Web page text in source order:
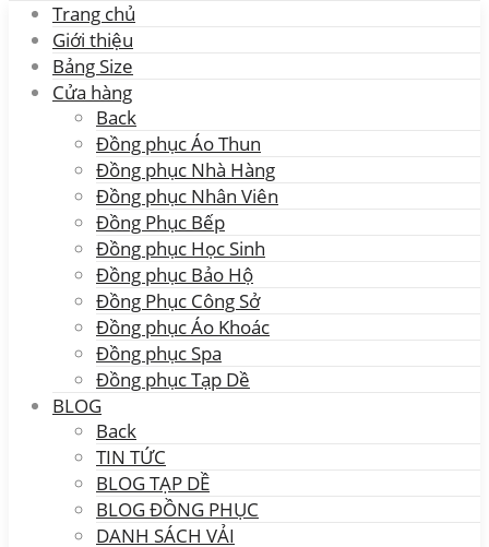
Trang chủ
Giới thiệu
Bảng Size
Cửa hàng
Back
Đồng phục Áo Thun
Đồng phục Nhà Hàng
Đồng phục Nhân Viên
Đồng Phục Bếp
Đồng phục Học Sinh
Đồng phục Bảo Hộ
Đồng Phục Công Sở
Đồng phục Áo Khoác
Đồng phục Spa
Đồng phục Tạp Dề
BLOG
Back
TIN TỨC
BLOG TẠP DỀ
BLOG ĐỒNG PHỤC
DANH SÁCH VẢI